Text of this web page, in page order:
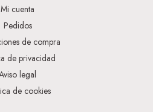
Mi cuenta
Pedidos
de compra
de privacidad
legal
de cookies